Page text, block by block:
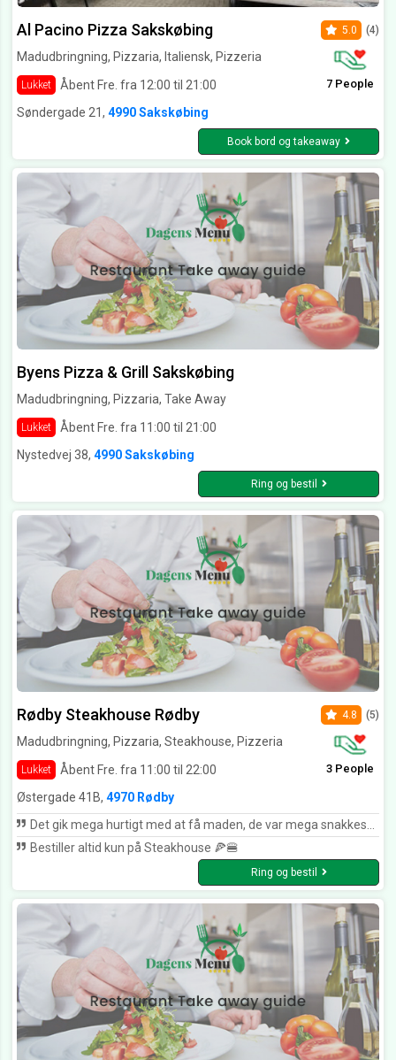
Al Pacino Pizza Sakskøbing
Madudbringning, Pizzaria, Italiensk, Pizzeria
Lukket Åbent Fre. fra 12:00 til 21:00
5.0 (4)
7 People
Søndergade 21, 4990 Sakskøbing
Book bord og takeaway
Byens Pizza & Grill Sakskøbing
Madudbringning, Pizzaria, Take Away
Lukket
Åbent Fre. fra 11:00 til 21:00
Nystedvej 38, 4990 Sakskøbing
Ring og bestil
Rødby Steakhouse Rødby
Madudbringning, Pizzaria, Steakhouse, Pizzeria
Lukket Åbent Fre. fra 11:00 til 22:00
4.8 (5)
3 People
Østergade 41B, 4970 Rødby
Det gik mega hurtigt med at få maden, de var mega snakkesalige og søde imod alle deres kunder. Det var mega lækkert mad og en god pris. Jeg ville helt klart komme igen😁
Bestiller altid kun på Steakhouse 🍕🍔
Ring og bestil